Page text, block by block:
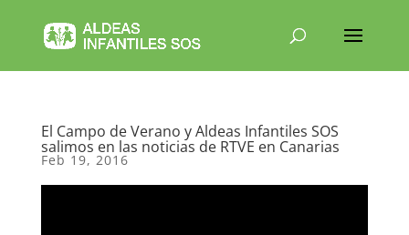
El Campo de Verano y Aldeas Infantiles SOS
salimos en las noticias de RTVE en Canarias
Feb 19, 2016